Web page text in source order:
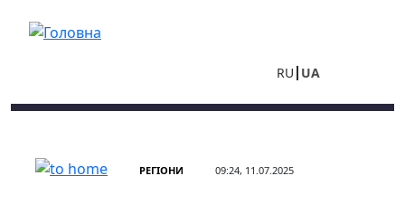
RU UA
РЕГІОНИ 09:24, 11.07.2025